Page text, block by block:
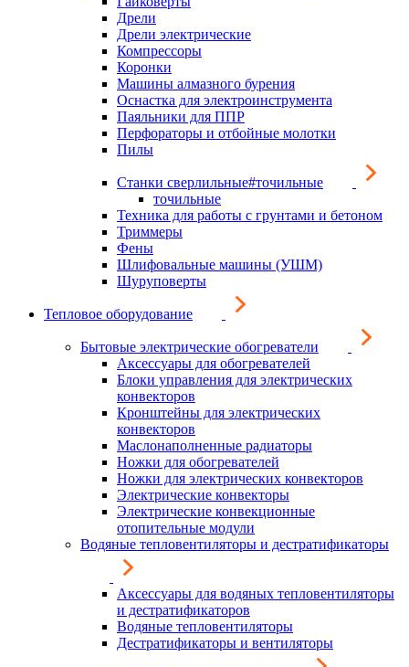
Дрели
Дрели электрические
Компрессоры
Коронки
Машины алмазного бурения
Оснастка для электроинструмента
Паяльники для ППР
Перфораторы и отбойные молотки
Пилы
Станки сверлильные#точильные
точильные
Техника для работы с грунтами и бетоном
Триммеры
Фены
Шлифовальные машины (УШМ)
Шуруповерты
Тепловое оборудование
Бытовые электрические обогреватели
Аксессуары для обогревателей
Блоки управления для электрических
конвекторов
Кронштейны для электрических
конвекторов
Маслонаполненные радиаторы
Ножки для обогревателей
Ножки для электрических конвекторов
Электрические конвекторы
Электрические конвекционные
отопительные модули
Водяные тепловентиляторы и дестратификаторы
Аксессуары для водяных тепловентиляторы
и дестратификаторов
Водяные тепловентиляторы
Дестратификаторы и вентиляторы